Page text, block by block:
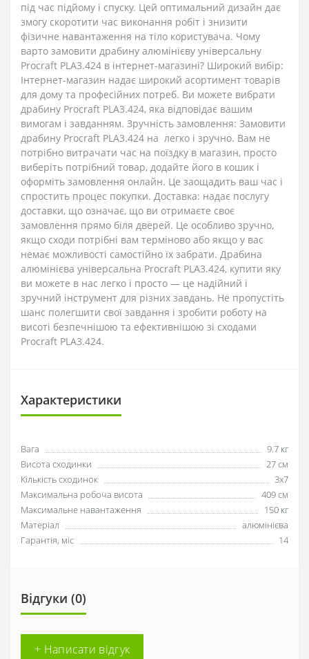
під час підйому і спуску. Цей оптимальний дизайн дає
змогу скоротити час виконання робіт і знизити
фізичне навантаження на тіло користувача. Чому
варто замовити драбину алюмінієву універсальну
Procraft PLA3.424 в інтернет-магазині? Широкий вибір:
Інтернет-магазин надає широкий асортимент товарів
для дому та професійних потреб. Ви можете вибрати
драбину Procraft PLA3.424, яка відповідає вашим
вимогам і завданням. Зручність замовлення: Замовити
драбину Procraft PLA3.424 на легко і зручно. Вам не
потрібно витрачати час на поїздку в магазин, просто
виберіть потрібний товар, додайте його в кошик і
оформіть замовлення онлайн. Це заощадить ваш час і
спростить процес покупки. Доставка: надає послугу
доставки, що означає, що ви отримаєте своє
замовлення прямо біля дверей. Це особливо зручно,
якщо сходи потрібні вам терміново або якщо у вас
немає можливості самостійно їх забрати. Драбина
алюмінієва універсальна Procraft PLA3.424, купити яку
ви можете в нас легко і просто — це надійний і
зручний інструмент для різних завдань. Не пропустіть
шанс полегшити свої завдання і зробити роботу на
висоті безпечнішою та ефективнішою зі сходами
Procraft PLA3.424.
Характеристики
Вага
9.7 кг
Висота сходинки
27 см
Кількість сходинок
3х7
Максимальна робоча висота
409 см
Максимальне навантаження
150 кг
Матеріал
алюмінієва
Гарантія, міс
14
Відгуки (0)
+ Написати відгук